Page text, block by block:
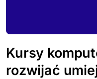
Kursy
rozwijać